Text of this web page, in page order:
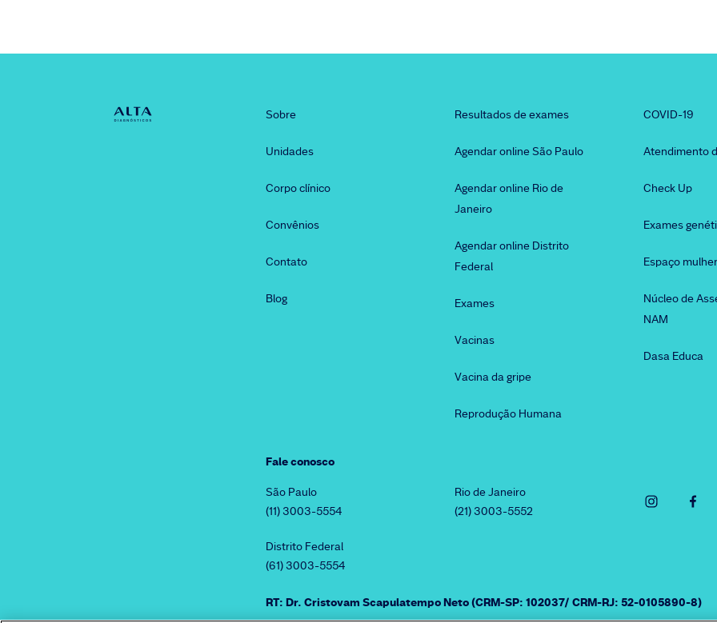
Sobre
Unidades
Corpo clínico
Convênios
Contato
Blog
Resultados de exames
Agendar online São Paulo
Agendar online Rio de
Janeiro
Agendar online Distrito
Federal
Exames
Vacinas
Vacina da gripe
Reprodução Humana
COVID-19
Atendimento
Check Up
Exames
Espaço mulher
Núcleo de
NAM
Dasa Educa
Fale conosco
São Paulo
(11) 3003-5554
Rio de Janeiro
(21) 3003-5552
Distrito Federal
(61) 3003-5554
RT: Dr. Cristovam Scapulatempo Neto (CRM-SP: 102037/ CRM-RJ: 52-0105890-8)